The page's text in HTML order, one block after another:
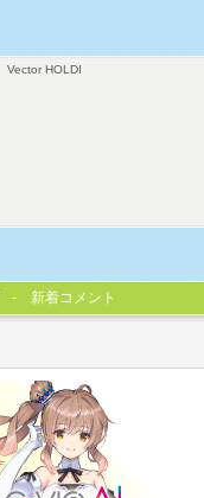
Vector HOLDI
新着コメント